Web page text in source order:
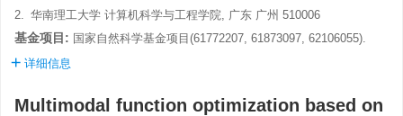
2. 华南理工大学 计算机科学与工程学院, 广东 广州 510006
基金项目: 国家自然科学基金项目(61772207, 61873097, 62106055).
详细信息
Multimodal function optimization based on